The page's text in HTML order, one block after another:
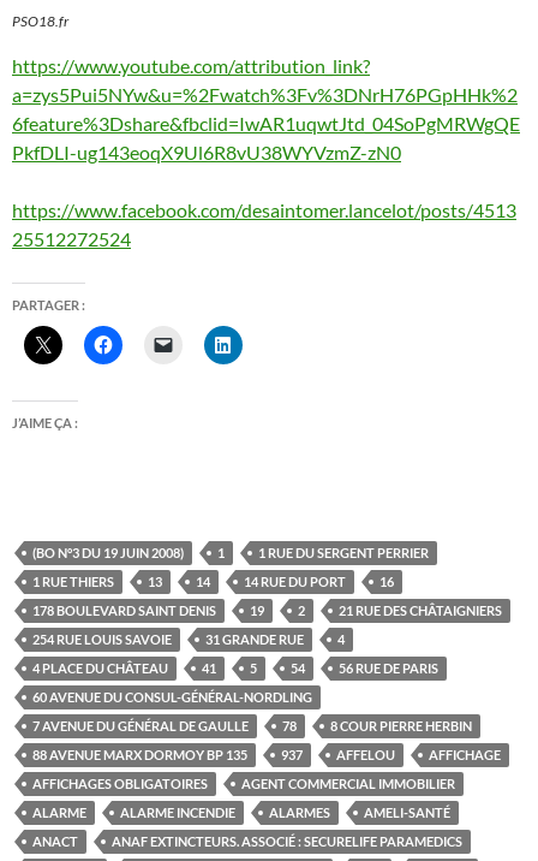
PSO18.fr
https://www.youtube.com/attribution_link?
a=zys5Pui5NYw&u=%2Fwatch%3Fv%3DNrH76PGpHHk%2
6feature%3Dshare&fbclid=IwAR1uqwtJtd_04SoPgMRWgQE
PkfDLI-ug143eoqX9Ul6R8vU38WYVzmZ-zN0
https://www.facebook.com/desaintomer.lancelot/posts/4513
25512272524
PARTAGER :
J’AIME ÇA :
(BO N°3 DU 19 JUIN 2008) 1
1 RUE DU SERGENT PERRIER
1 RUE THIERS
13 14 14 RUE DU PORT
16
178 BOULEVARD SAINT DENIS
19 2
21 RUE DES CHÂTAIGNIERS
254 RUE LOUIS SAVOIE
31 GRANDE RUE
4
4 PLACE DU CHÂTEAU
41 5 54
56 RUE DE PARIS
60 AVENUE DU CONSUL-GÉNÉRAL-NORDLING
7 AVENUE DU GÉNÉRAL DE GAULLE
78
8 COUR PIERRE HERBIN
88 AVENUE MARX DORMOY BP 135
937 AFFELOU
AFFICHAGE
AFFICHAGES OBLIGATOIRES
AGENT COMMERCIAL IMMOBILIER
ALARME
ALARME INCENDIE ALARMES
AMELI-SANTÉ
ANACT
ANAF EXTINCTEURS. ASSOCIÉ : SECURELIFE PARAMEDICS